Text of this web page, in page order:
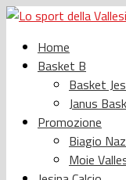
Home
Basket B
Basket
Janus
Promozione
Biagio
Moie